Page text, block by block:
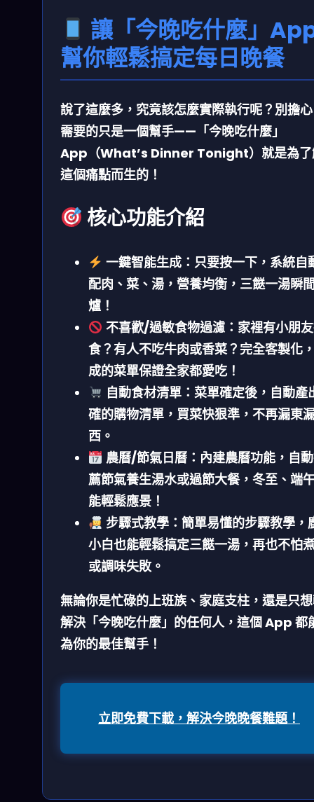
讓「今晚吃什麼」
幫你輕鬆搞定每日晚餐
說了這麼多，究竟該怎麼實際執行呢？別擔
需要的只是一個幫手——「今晚吃什麼」
App（What’s Dinner Tonight）就是為了
這個痛點而生的！
核心功能介紹
一鍵智能生成： 只要按一下，系統自
配肉、菜、湯，營養均衡，三餸一湯瞬
爐！
不喜歡/過敏食物過濾： 家裡有小朋
食？有人不吃牛肉或香菜？完全客製化
成的菜單保證全家都愛吃！
自動食材清單： 菜單確定後，自動產
確的購物清單，買菜快狠準，不再漏東
西。
農曆/節氣日曆： 內建農曆功能，自
薦節氣養生湯水或過節大餐，冬至、端
能輕鬆應景！
步驟式教學： 簡單易懂的步驟教學，
小白也能輕鬆搞定三餸一湯，再也不怕
或調味失敗。
無論你是忙碌的上班族、家庭支柱，還是只
解決「今晚吃什麼」的任何人，這個 App 都
為你的最佳幫手！
立即免費下載，解決今晚晚餐難題！